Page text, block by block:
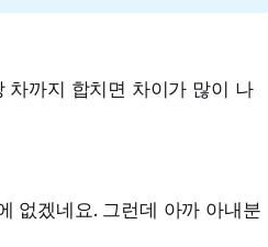
까지 합치면 차이가 많이 나
없겠네요. 그런데 아까 아내분